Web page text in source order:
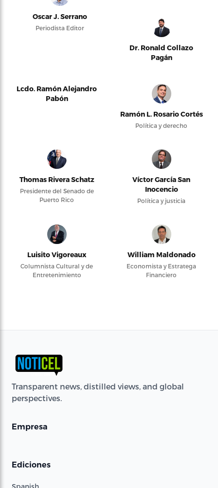
Oscar J. Serrano
Periodista Editor
Dr. Ronald Collazo
Pagán
Lcdo. Ramón Alejandro
Pabón
Ramón L. Rosario Cortés
Política y derecho
Thomas Rivera Schatz
Presidente del Senado de
Puerto Rico
Víctor García San
Inocencio
Política y justicia
Luisito Vigoreaux
Columnista Cultural y de
Entretenimiento
William Maldonado
Economista y Estratega
Financiero
Transparent news, distilled views, and global
perspectives.
Empresa
Ediciones